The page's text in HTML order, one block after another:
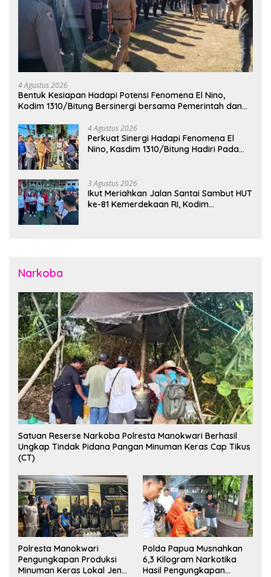
4 Agustus 2026
Bentuk Kesiapan Hadapi Potensi Fenomena El Nino,
Kodim 1310/Bitung Bersinergi bersama Pemerintah dan
Bencana
4 Agustus 2026
Perkuat Sinergi Hadapi Fenomena El
Nino, Kasdim 1310/Bitung Hadiri Pada
3 Agustus 2026
Ikut Meriahkan Jalan Santai Sambut HUT
ke-81 Kemerdekaan RI, Kodim
Narkoba
Satuan Reserse Narkoba Polresta Manokwari Berhasil
Ungkap Tindak Pidana Pangan Minuman Keras Cap Tikus
(CT)
Polresta Manokwari
Pengungkapan Produksi
Minuman Keras Lokal Jenis
Polda Papua Musnahkan
6,3 Kilogram Narkotika
Hasil Pengungkapan